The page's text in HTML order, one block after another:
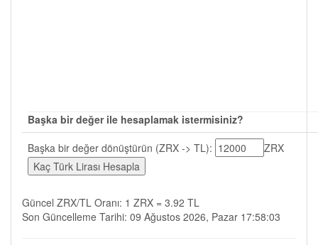
Başka bir değer ile hesaplamak istermisiniz?
Başka bir değer dönüştürün (ZRX -> TL):
ZRX
Güncel ZRX/TL Oranı: 1 ZRX = 3.92 TL
Son Güncelleme Tarihi: 09 Ağustos 2026, Pazar 17:58:03